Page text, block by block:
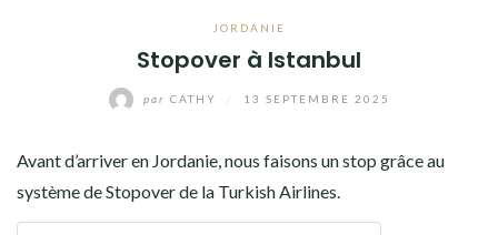
JORDANIE
Stopover à Istanbul
par CATHY 13 SEPTEMBRE 2025
Avant d’arriver en Jordanie, nous faisons un stop grâce au
système de Stopover de la Turkish Airlines.
AMÉRIQUE DU NORD